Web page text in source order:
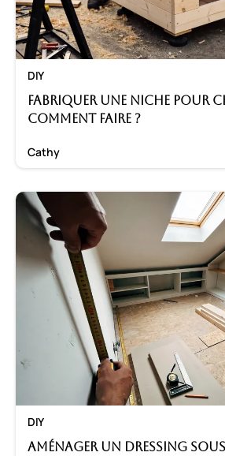
DIY
Fabriquer une niche pour
Comment faire ?
Cathy
DIY
Aménager un dressing